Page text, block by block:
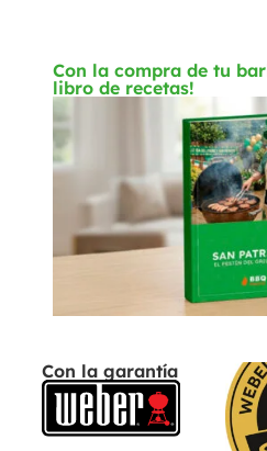
Con la compra de tu
libro de recetas!
Con la garantía